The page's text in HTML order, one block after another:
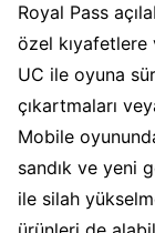
Royal Pass
özel kıyafetlere
UC ile oyuna
çıkartmaları
Mobile
sandık ve yeni
ile silah